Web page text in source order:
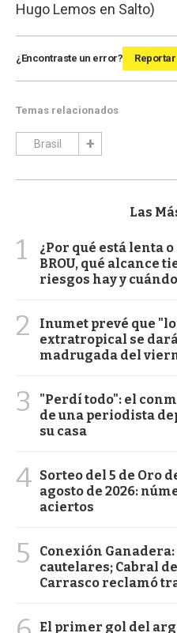
Hugo Lemos en Salto)
¿Encontraste un error? Reportar
Temas relacionados
Brasil
Las
1
¿Por qué está lenta
BROU, qué alcance
riesgos hay y
2
Inumet prevé que
extratropical se
madrugada del
3
"Perdí todo": el
de una periodista
su casa
4 Sorteo del 5 de Oro
agosto de 2026:
aciertos
5
Conexión
cautelares; Cabral
Carrasco reclamó
El primer gol del